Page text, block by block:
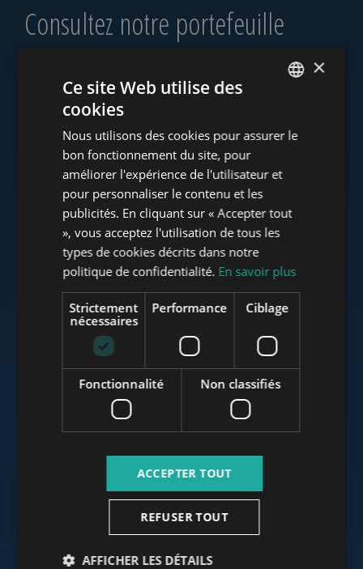
Consultez notre portefeuille
www.towerassistance.com
www.mybudapesthome.com
www.budapestluxuryapartments.hu
www.budapestoffices.net
HUNGARIAN
FRENCH
ITALIAN
RUSSIAN
ARABIC
×
Ce site Web utilise des
cookies
Nous utilisons des cookies pour assurer le
bon fonctionnement du site, pour
améliorer l'expérience de l'utilisateur et
pour personnaliser le contenu et les
publicités. En cliquant sur « Accepter tout
», vous acceptez l'utilisation de tous les
types de cookies décrits dans notre
politique de confidentialité. En savoir plus
Strictement
nécessaires
Performance Ciblage
Fonctionnalité Non classifiés
ACCEPTER TOUT
REFUSER TOUT
AFFICHER LES DÉTAILS